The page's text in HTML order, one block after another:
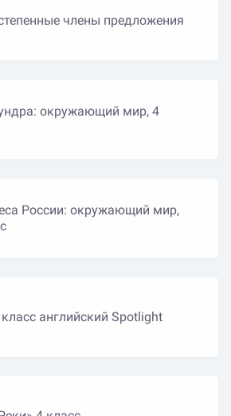
члены предложения
окружающий мир, 4
России: окружающий мир,
класс английский Spotlight